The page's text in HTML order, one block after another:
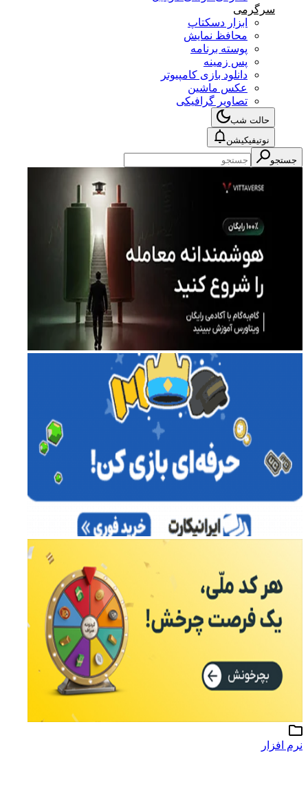
سرگرمی
ابزار دسکتاپ
محافظ نمایش
پوسته برنامه
پس زمینه
دانلود بازی کامپیوتر
عکس ماشین
تصاویر گرافیکی
حالت شب
نوتیفیکیشن
جستجو
نرم افزار